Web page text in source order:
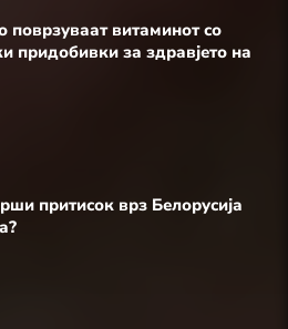
поврзуваат витаминот со
придобивки за здравјето на
притисок врз Белорусија